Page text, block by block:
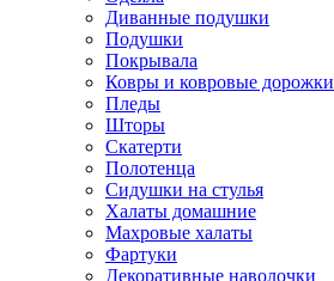
Диванные подушки
Подушки
Покрывала
Ковры и ковровые дорожки
Пледы
Шторы
Скатерти
Полотенца
Сидушки на стулья
Халаты домашние
Махровые халаты
Фартуки
Декоративные наволочки